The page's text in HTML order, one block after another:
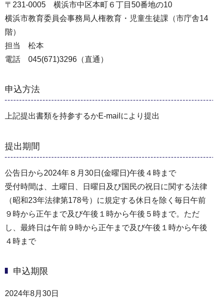
〒231-0005 横浜市中区本町６丁目50番地の10
横浜市教育委員会事務局人権教育・児童生徒課（市庁舎14
階）
担当 松本
電話 045(671)3296（直通）
申込方法
上記提出書類を持参するかE-mailにより提出
提出期間
公告日から2024年８月30日(金曜日)午後４時まで
受付時間は、土曜日、日曜日及び国民の祝日に関する法律
（昭和23年法律第178号）に規定する休日を除く毎日午前
９時から正午まで及び午後１時から午後５時まで。ただ
し、最終日は午前９時から正午まで及び午後１時から午後
４時まで
申込期限
2024年8月30日